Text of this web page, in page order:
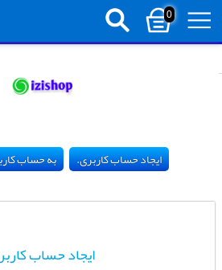
0
ایجاد حساب کاربری. به حساب
ایجاد حساب